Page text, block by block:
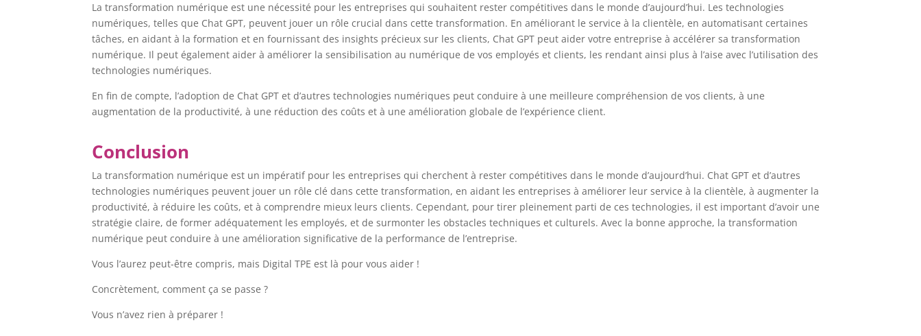
La transformation numérique est une nécessité pour les entreprises qui souhaitent rester compétitives dans le monde d’aujourd’hui. Les technologies
numériques, telles que Chat GPT, peuvent jouer un rôle crucial dans cette transformation. En améliorant le service à la clientèle, en automatisant certaines
tâches, en aidant à la formation et en fournissant des insights précieux sur les clients, Chat GPT peut aider votre entreprise à accélérer sa transformation
numérique. Il peut également aider à améliorer la sensibilisation au numérique de vos employés et clients, les rendant ainsi plus à l’aise avec l’utilisation des
technologies numériques.
En fin de compte, l’adoption de Chat GPT et d’autres technologies numériques peut conduire à une meilleure compréhension de vos clients, à une
augmentation de la productivité, à une réduction des coûts et à une amélioration globale de l’expérience client.
Conclusion
La transformation numérique est un impératif pour les entreprises qui cherchent à rester compétitives dans le monde d’aujourd’hui. Chat GPT et d’autres
technologies numériques peuvent jouer un rôle clé dans cette transformation, en aidant les entreprises à améliorer leur service à la clientèle, à augmenter la
productivité, à réduire les coûts, et à comprendre mieux leurs clients. Cependant, pour tirer pleinement parti de ces technologies, il est important d’avoir une
stratégie claire, de former adéquatement les employés, et de surmonter les obstacles techniques et culturels. Avec la bonne approche, la transformation
numérique peut conduire à une amélioration significative de la performance de l’entreprise.
Vous l’aurez peut-être compris, mais Digital TPE est là pour vous aider !
Concrètement, comment ça se passe ?
Vous n’avez rien à préparer !